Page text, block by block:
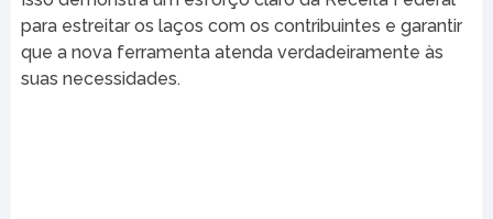
para estreitar os laços com os contribuintes e garantir
que a nova ferramenta atenda verdadeiramente às
suas necessidades.